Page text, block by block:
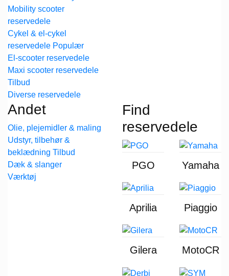
Mobility scooter
reservedele
Cykel & el-cykel
reservedele
El-scooter reservedele
Maxi scooter reservedele
Diverse reservedele
Andet
Olie, plejemidler & maling
Udstyr, tilbehør &
beklædning
Dæk & slanger
Værktøj
Find
reservedele
PGO Yamaha
Aprilia Piaggio
Gilera MotoCR